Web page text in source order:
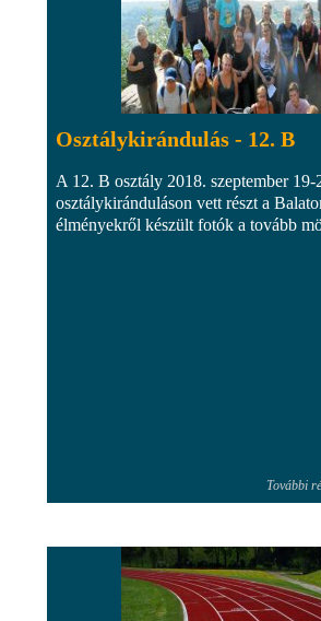
Osztálykirándulás - 12. B
A 12. B osztály 2018. szeptember
osztálykiránduláson vett részt a
élményekről készült fotók a tovább
További